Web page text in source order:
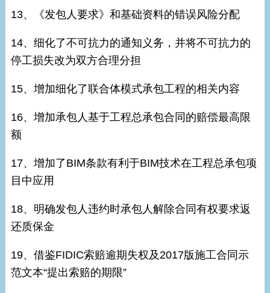
13、《发包人要求》和基础资料的错误风险分配
14、细化了不可抗力的通知义务，并将不可抗力的
停工损失改为双方合理分担
15、增加细化了联合体模式承包工程的相关内容
16、增加承包人基于工程总承包合同的赔偿最高限
额
17、增加了BIM条款有利于BIM技术在工程总承包项
目中应用
18、明确发包人违约时承包人解除合同有权要求返
还质保金
19、借鉴FIDIC索赔逾期失权及2017版施工合同示
范文本“提出索赔的期限”